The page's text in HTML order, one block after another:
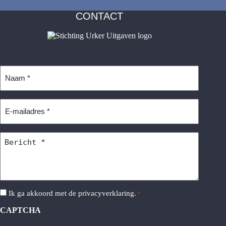
CONTACT
mailadres
Instemming
Ik ga akkoord met de privacyverklaring. *
CAPTCHA